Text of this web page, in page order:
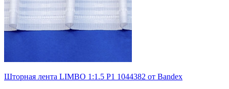
Шторная лента LIMBO 1:1.5 P1 1044382 от Bandex